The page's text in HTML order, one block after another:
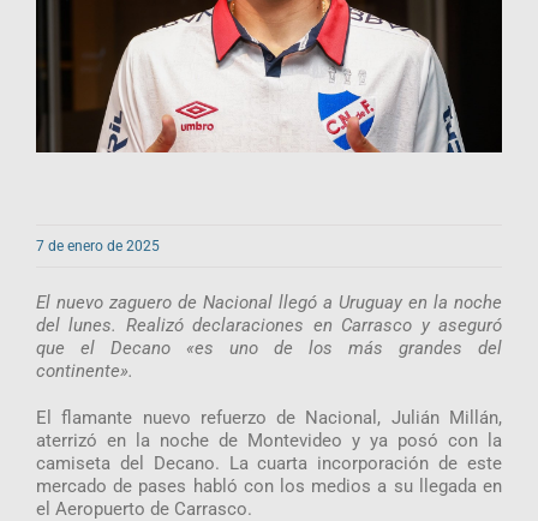
7 de enero de 2025
El nuevo zaguero de Nacional llegó a Uruguay en la noche
del lunes. Realizó declaraciones en Carrasco y aseguró
que el Decano «es uno de los más grandes del
continente».
El flamante nuevo refuerzo de Nacional, Julián Millán,
aterrizó en la noche de Montevideo y ya posó con la
camiseta del Decano. La cuarta incorporación de este
mercado de pases habló con los medios a su llegada en
el Aeropuerto de Carrasco.